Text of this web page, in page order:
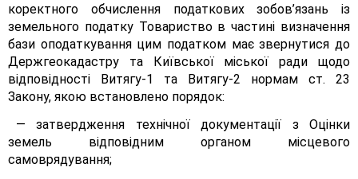
коректного обчислення податкових зобов’язань із
земельного податку Товариство в частині визначення
бази оподаткування цим податком має звернутися до
Держгеокадастру та Київської міської ради щодо
відповідності Витягу-1 та Витягу-2 нормам ст. 23
Закону, якою встановлено порядок:
— затвердження технічної документації з Оцінки
земель відповідним органом місцевого
самоврядування;